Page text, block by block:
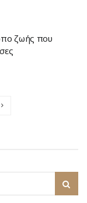
ζωής που